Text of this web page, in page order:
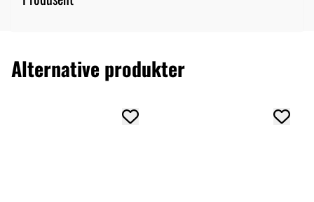
Alternative produkter